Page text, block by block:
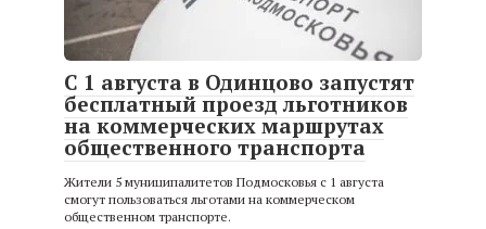
С 1 августа в Одинцово запустят
бесплатный проезд льготников
на коммерческих маршрутах
общественного транспорта
Жители 5 муниципалитетов Подмосковья с 1 августа
смогут пользоваться льготами на коммерческом
общественном транспорте.